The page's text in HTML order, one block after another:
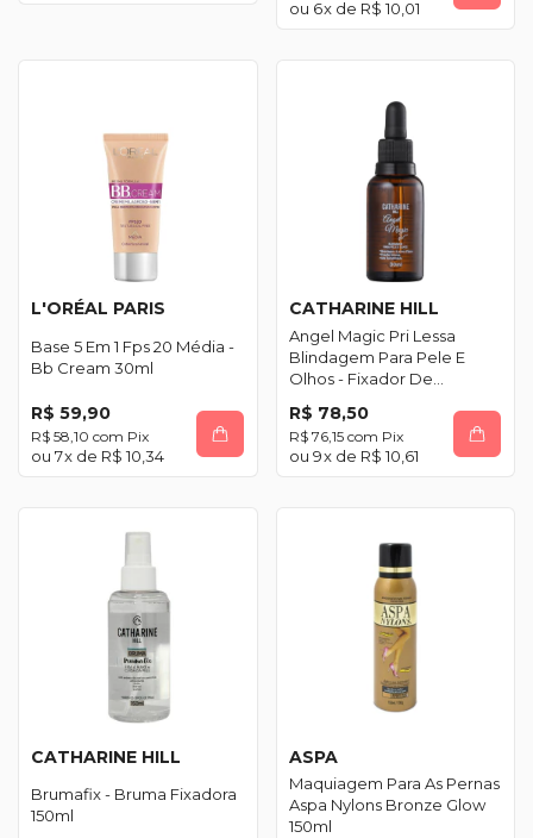
6x de R$ 10,01
L'ORÉAL PARIS
Base 5 Em 1 Fps 20 Média -
Bb Cream 30ml
R$ 59,90
R$ 58,10 com Pix
7x de R$ 10,34
CATHARINE HILL
Angel Magic Pri Lessa
Blindagem Para Pele E
Olhos - Fixador De
R$ 78,50
R$ 76,15 com Pix
9x de R$ 10,61
CATHARINE HILL
Brumafix - Bruma Fixadora
150ml
ASPA
Maquiagem Para As Pernas
Aspa Nylons Bronze Glow
150ml